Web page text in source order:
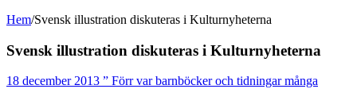
Hem/Svensk illustration diskuteras i Kulturnyheterna
Svensk illustration diskuteras i Kulturnyheterna
18 december 2013 ” Förr var barnböcker och tidningar många